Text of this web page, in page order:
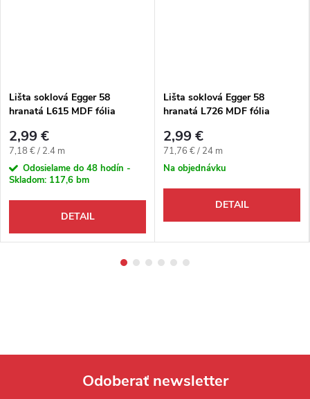
Lišta soklová Egger 58
hranatá L615 MDF fólia
2,99 €
Jednotková cena:
7,18 € / 2.4 m
Odosielame do 48 hodín -
Skladom: 117,6 bm
DETAIL
Lišta soklová Egger 58
hranatá L726 MDF fólia
2,99 €
Jednotková cena:
71,76 € / 24 m
Na objednávku
DETAIL
Odoberať newsletter